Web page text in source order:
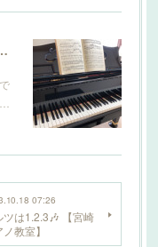
【宮崎ピアノ教室】
07:26
ツは1.2.3🎶 【宮崎
ノ教室】